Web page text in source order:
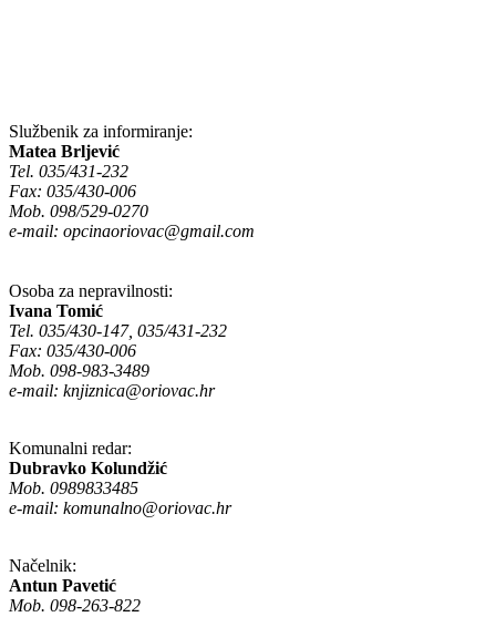
Službenik za informiranje:
Matea Brljević
Tel. 035/431-232
Fax: 035/430-006
Mob. 098/529-0270
e-mail: opcinaoriovac@gmail.com
Osoba za nepravilnosti:
Ivana Tomić
Tel. 035/430-147, 035/431-232
Fax: 035/430-006
Mob. 098-983-3489
e-mail: knjiznica@oriovac.hr
Komunalni redar:
Dubravko Kolundžić
Mob. 0989833485
e-mail: komunalno@oriovac.hr
Načelnik:
Antun Pavetić
Mob. 098-263-822